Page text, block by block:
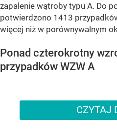
zapalenie wątroby typu A. Do
potwierdzono 1413
więcej niż w porównywalnym
Ponad czterokrotny
przypadków WZW A
CZYTAJ